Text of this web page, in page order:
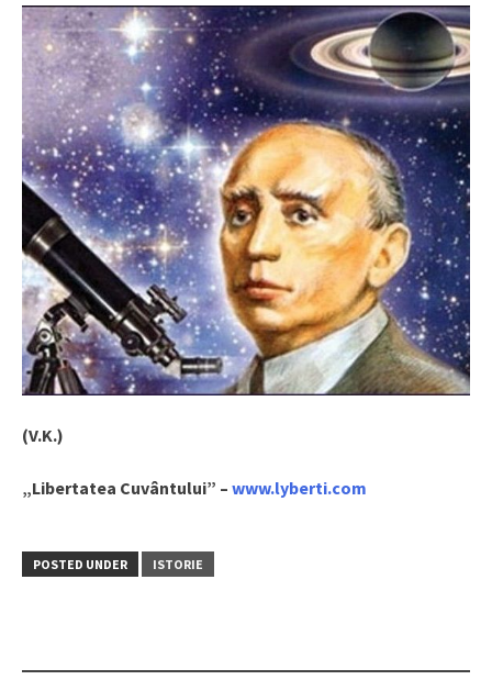
(V.K.)
„Libertatea Cuvântului” – www.lyberti.com
POSTED UNDER ISTORIE